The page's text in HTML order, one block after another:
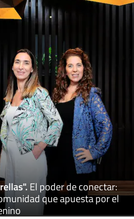
.El poder de conectar:
que apuesta por el